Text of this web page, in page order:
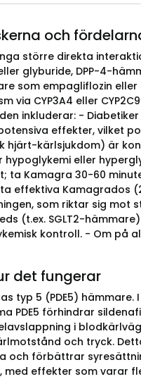
och
större direkta
glyburide, DPP-4-
som empagliflozin
via CYP3A4 eller
inkluderar: -
effekter, vilket
hjärt-kärlsjukdom) är
eller
ta Kamagra 30-60
effektiva Kamagrados
som riktar sig mot
(t.ex. SGLT2-
kontroll. - Om på
det fungerar
typ 5 (PDE5) hämmare.
PDE5 förhindrar
i
och tryck.
förbättrar
effekter som varar